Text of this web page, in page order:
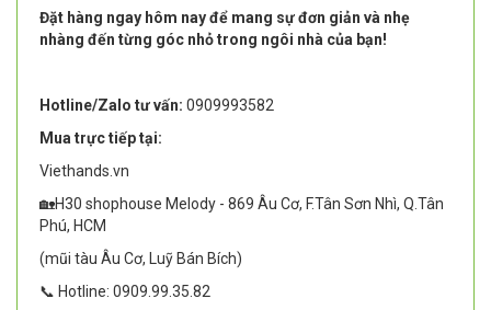
Đặt hàng ngay hôm nay để mang sự đơn giản và nhẹ
nhàng đến từng góc nhỏ trong ngôi nhà của bạn!
Hotline/Zalo tư vấn: 0909993582
Mua trực tiếp tại:
Viethands.vn
🏡H30 shophouse Melody - 869 Âu Cơ, F.Tân Sơn Nhì, Q.Tân
Phú, HCM
(mũi tàu Âu Cơ, Luỹ Bán Bích)
📞 Hotline: 0909.99.35.82